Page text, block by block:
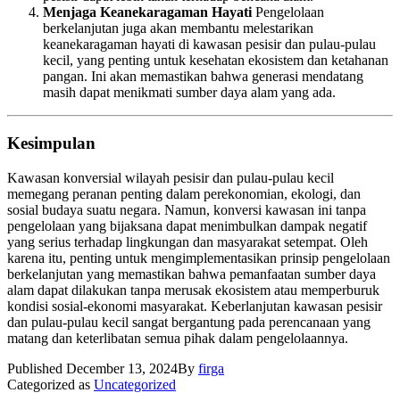
Menjaga Keanekaragaman Hayati Pengelolaan
berkelanjutan juga akan membantu melestarikan
keanekaragaman hayati di kawasan pesisir dan pulau-pulau
kecil, yang penting untuk kesehatan ekosistem dan ketahanan
pangan. Ini akan memastikan bahwa generasi mendatang
masih dapat menikmati sumber daya alam yang ada.
Kesimpulan
Kawasan konversial wilayah pesisir dan pulau-pulau kecil
memegang peranan penting dalam perekonomian, ekologi, dan
sosial budaya suatu negara. Namun, konversi kawasan ini tanpa
pengelolaan yang bijaksana dapat menimbulkan dampak negatif
yang serius terhadap lingkungan dan masyarakat setempat. Oleh
karena itu, penting untuk mengimplementasikan prinsip pengelolaan
berkelanjutan yang memastikan bahwa pemanfaatan sumber daya
alam dapat dilakukan tanpa merusak ekosistem atau memperburuk
kondisi sosial-ekonomi masyarakat. Keberlanjutan kawasan pesisir
dan pulau-pulau kecil sangat bergantung pada perencanaan yang
matang dan keterlibatan semua pihak dalam pengelolaannya.
Published December 13, 2024By firga
Categorized as Uncategorized